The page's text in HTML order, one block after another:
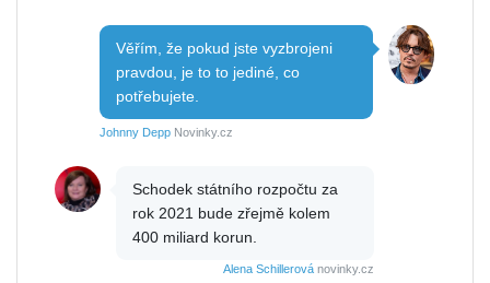
Věřím, že pokud jste vyzbrojeni
pravdou, je to to jediné, co
potřebujete.
Johnny Depp Novinky.cz
Schodek státního rozpočtu za
rok 2021 bude zřejmě kolem
400 miliard korun.
Alena Schillerová novinky.cz